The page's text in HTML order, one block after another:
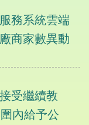
務系統雲端
商家數異動
受繼續教
內給予公